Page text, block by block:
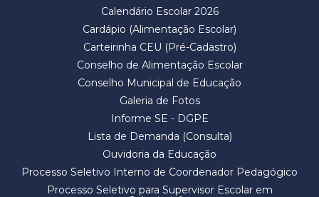
Calendário Escolar 2026
Cardápio (Alimentação Escolar)
Carteirinha CEU (Pré-Cadastro)
Conselho de Alimentação Escolar
Conselho Municipal de Educação
Galeria de Fotos
Informe SE - DGPE
Lista de Demanda (Consulta)
Ouvidoria da Educação
Processo Seletivo Interno de Coordenador Pedagógico
Processo Seletivo para Supervisor Escolar em